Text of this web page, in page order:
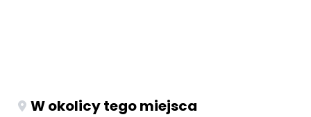
W okolicy tego miejsca